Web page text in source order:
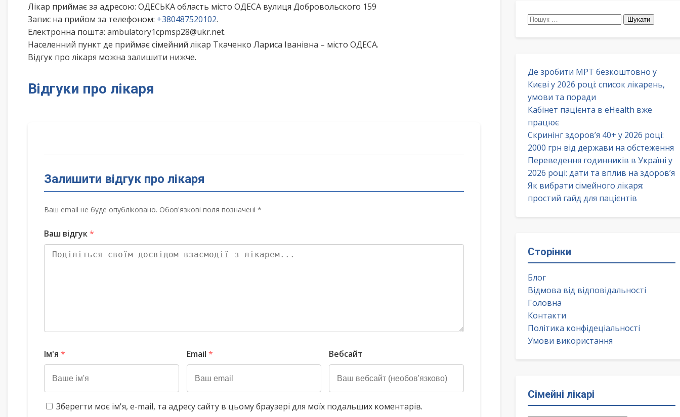
Лікар приймає за адресою: ОДЕСЬКА область місто ОДЕСА вулиця Добровольского 159
Запис на прийом за телефоном: +380487520102.
Електронна пошта: ambulatory1cpmsp28@ukr.net.
Населенний пункт де приймає сімейний лікар Ткаченко Лариса Іванівна – місто ОДЕСА.
Відгук про лікаря можна залишити нижче.
Відгуки про лікаря
Залишити відгук про лікаря
Ваш email не буде опубліковано. Обов'язкові поля позначені *
Ваш відгук*
Ім'я * Email * Вебсайт
Зберегти моє ім'я, e-mail, та адресу сайту в цьому браузері для моїх подальших коментарів.
Пошук:
Де зробити МРТ безкоштовно у
Києві у 2026 році: список лікарень,
умови та поради
Кабінет пацієнта в eHealth вже
працює
Скринінг здоров’я 40+ у 2026 році:
2000 грн від держави на обстеження
Переведення годинників в Україні у
2026 році: дати та вплив на здоров’я
Як вибрати сімейного лікаря:
простий гайд для пацієнтів
Сторінки
Блог
Відмова від відповідальності
Головна
Контакти
Політика конфідеціальності
Умови використання
Сімейні лікарі